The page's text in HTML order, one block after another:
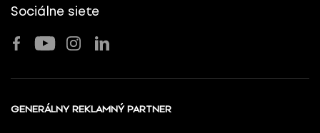
Sociálne siete
GENERÁLNY REKLAMNÝ PARTNER